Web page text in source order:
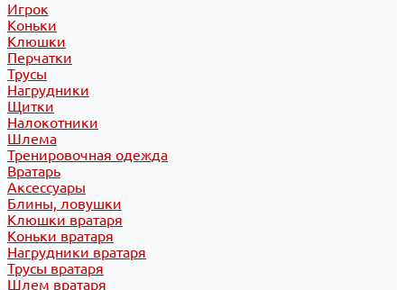
Игрок
Коньки
Клюшки
Перчатки
Трусы
Нагрудники
Щитки
Налокотники
Шлема
Тренировочная одежда
Вратарь
Аксессуары
Блины, ловушки
Клюшки вратаря
Коньки вратаря
Нагрудники вратаря
Трусы вратаря
Шлем вратаря